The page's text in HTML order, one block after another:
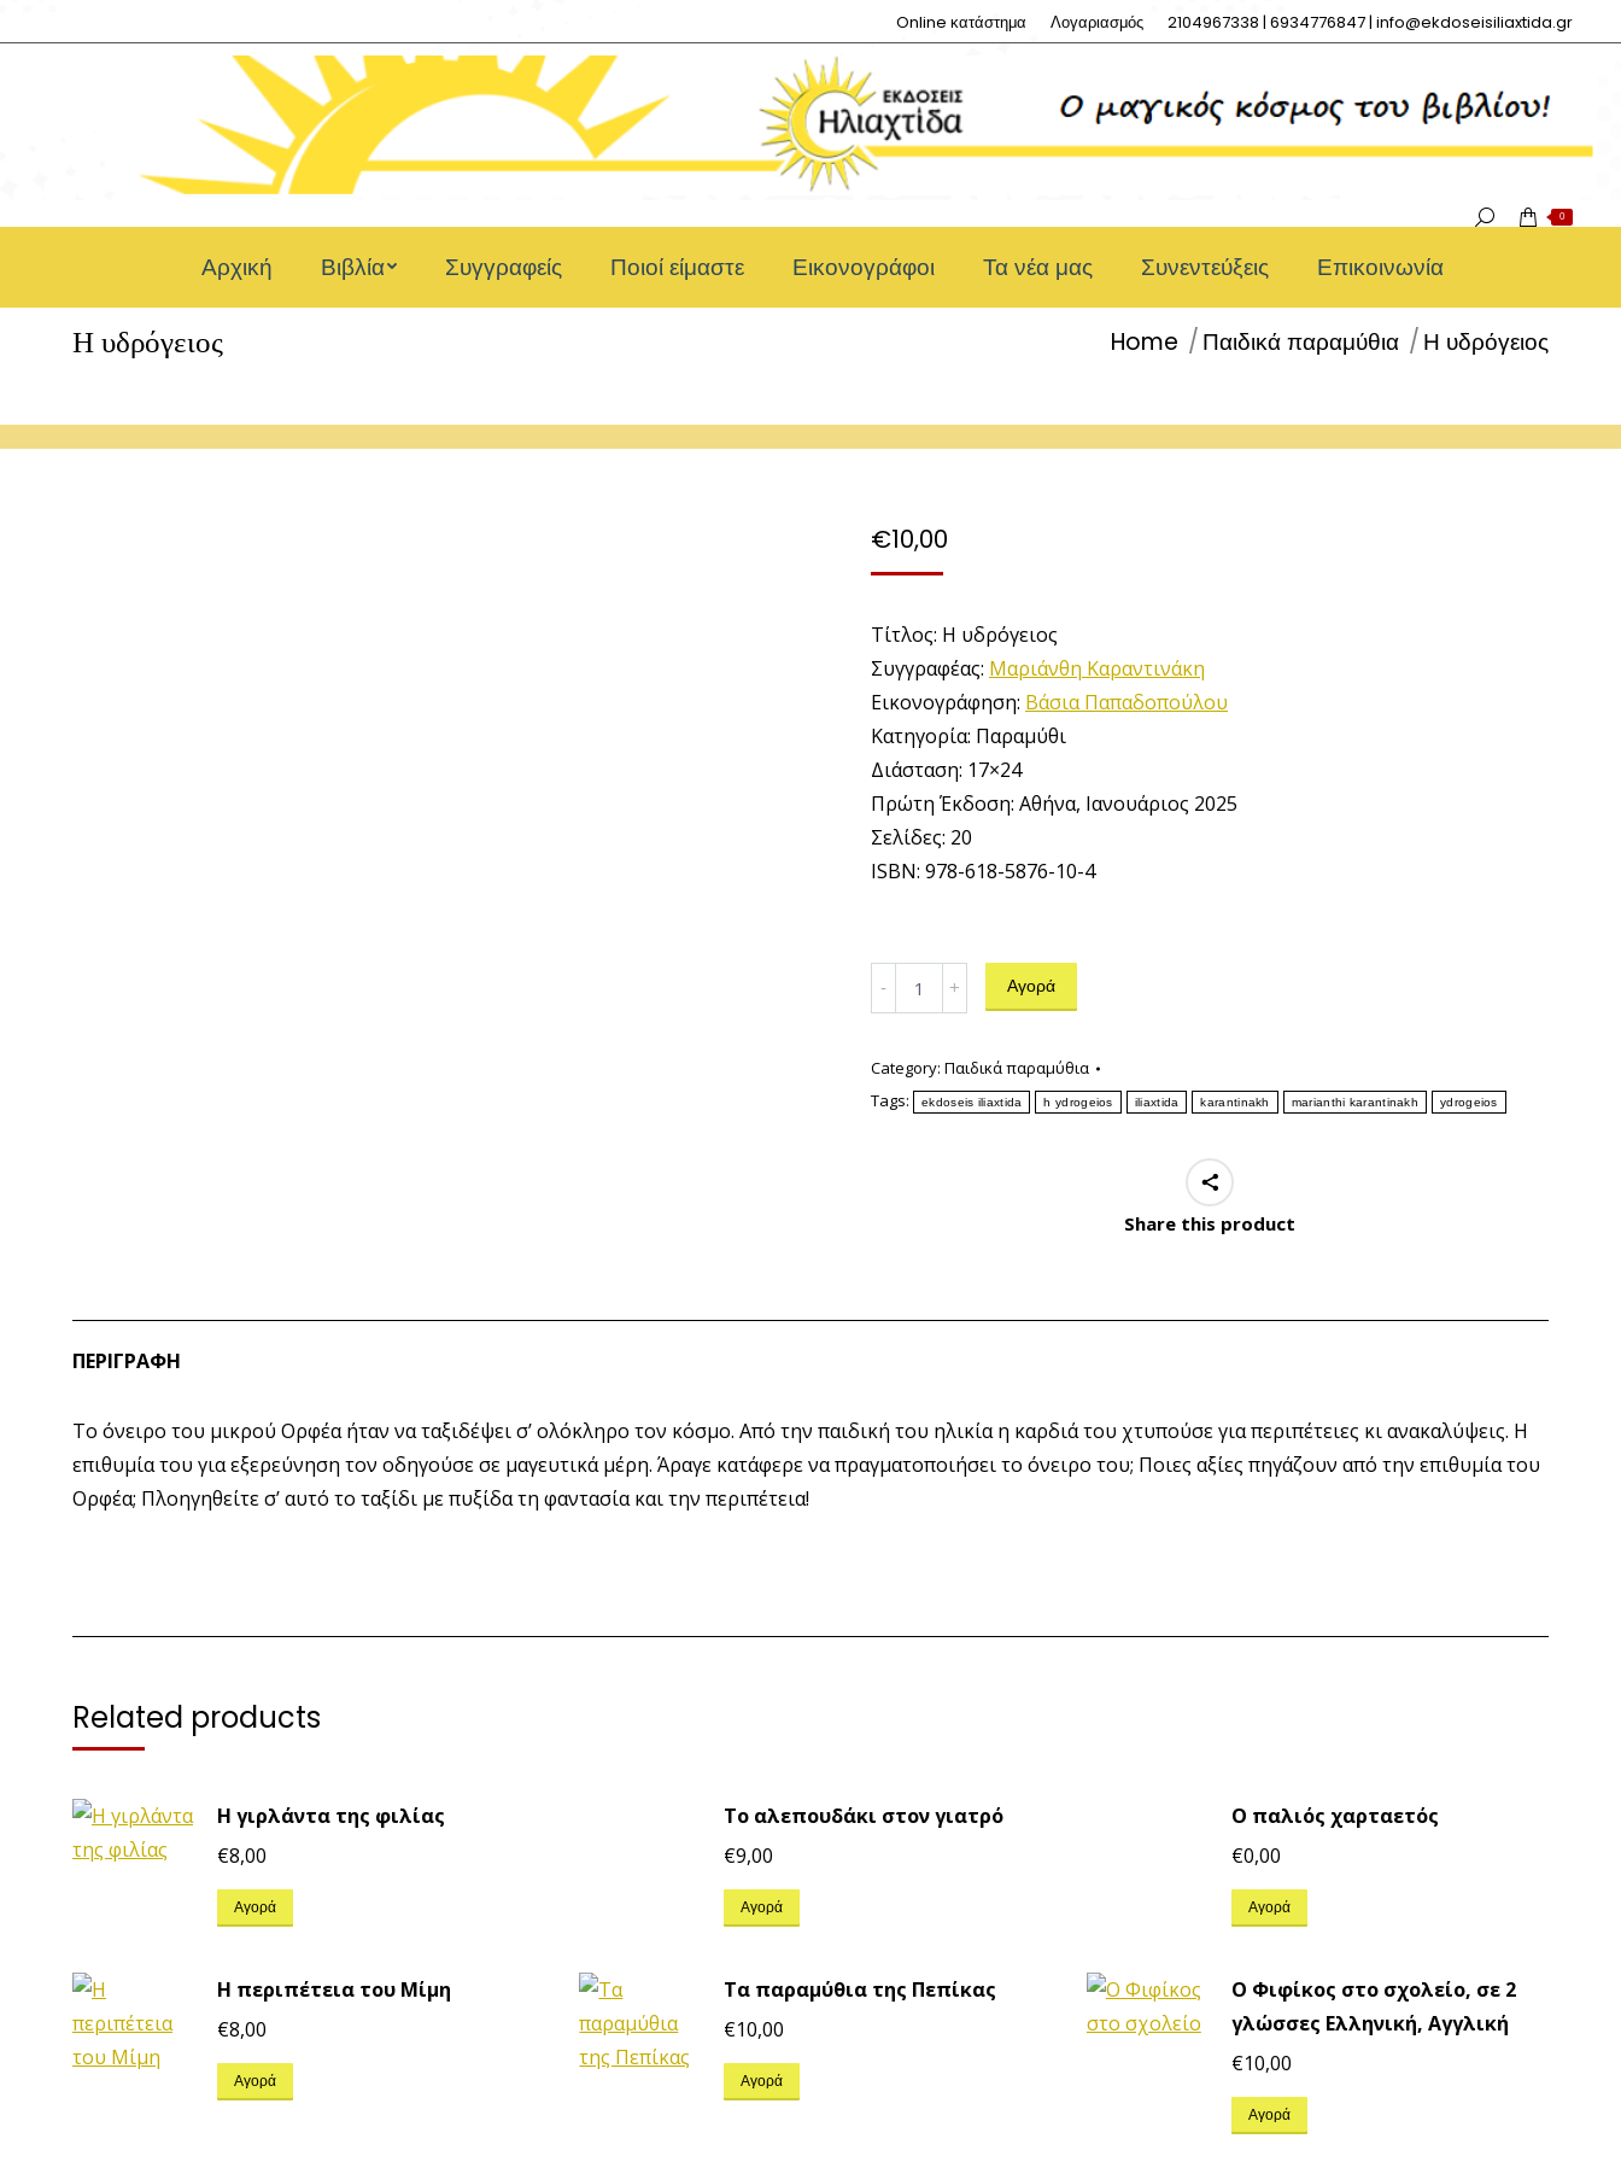
Online κατάστημα Λογαριασμός 2104967338 | 6934776847 | info@ekdoseisiliaxtida.gr
0
Αρχική Βιβλία Συγγραφείς Ποιοί είμαστε Εικονογράφοι Τα νέα μας Συνεντεύξεις Επικοινωνία
Η υδρόγειος You are here:
Home Παιδικά παραμύθια Η υδρόγειος
€10,00
Τίτλος: Η υδρόγειος
Συγγραφέας: Μαριάνθη Καραντινάκη
Εικονογράφηση: Βάσια Παπαδοπούλου
Κατηγορία: Παραμύθι
Διάσταση: 17×24
Πρώτη Έκδοση: Αθήνα, Ιανουάριος 2025
Σελίδες: 20
ISBN: 978-618-5876-10-4
υδρόγειος
Αγορά
Category: Παιδικά παραμύθια
Tags:
ekdoseis iliaxtida h ydrogeios iliaxtida karantinakh marianthi karantinakh ydrogeios
Share this product
ΠΕΡΙΓΡΑΦΉ
Το όνειρο του μικρού Ορφέα ήταν να ταξιδέψει σ’ ολόκληρο τον κόσμο. Από την παιδική του ηλικία η καρδιά του χτυπούσε για περιπέτειες κι ανακαλύψεις. Η
επιθυμία του για εξερεύνηση τον οδηγούσε σε μαγευτικά μέρη. Άραγε κατάφερε να πραγματοποιήσει το όνειρο του; Ποιες αξίες πηγάζουν από την επιθυμία του
Ορφέα; Πλοηγηθείτε σ’ αυτό το ταξίδι με πυξίδα τη φαντασία και την περιπέτεια!
Related products
Η γιρλάντα της φιλίας
€8,00
Αγορά
Το αλεπουδάκι στον γιατρό
€9,00
Αγορά
Ο παλιός χαρταετός
€0,00
Αγορά
Η περιπέτεια του Μίμη
€8,00
Αγορά
Τα παραμύθια της Πεπίκας
€10,00
Αγορά
Ο Φιφίκος στο σχολείο, σε 2
γλώσσες Ελληνική, Αγγλική
€10,00
Αγορά